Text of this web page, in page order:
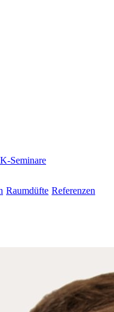
Seminare
Raumdüfte Referenzen